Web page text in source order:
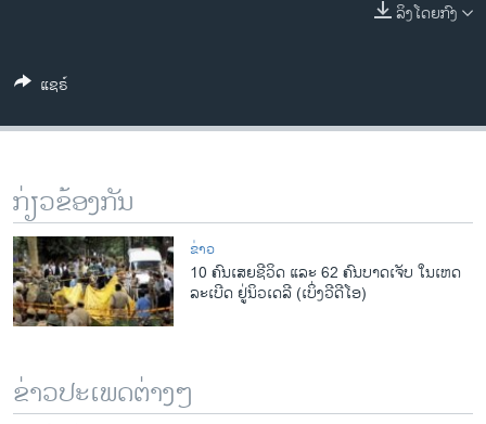
ທຸລະກິດ
ພາສາອັງກິດ
ສຽງ
ລາຍການກະຈາຍສຽງ
ລາຍງານ
ຕິດຕາມພວກເຮົາ ທີ່
ພາສາຕ່າງໆ
ລິງໂດຍກົງ
ແຊຣ໌
ກ່ຽວຂ້ອງກັນ
ຂ່າວ
10 ຄົນເສຍຊີວິດ ແລະ 62 ຄົນບາດເຈັບ ໃນເຫດ
ລະເບີດ ຢູ່ນິວເດລີ (ເບິ່ງວີດີໂອ)
ຂ່າວປະເພດຕ່າງໆ